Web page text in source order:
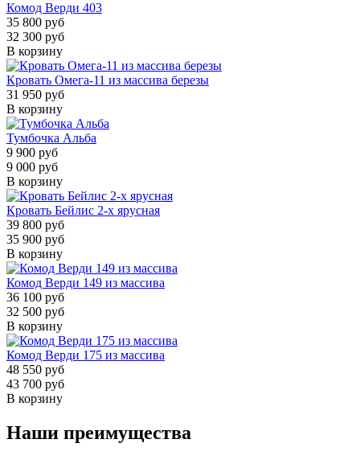
Комод Верди 403
35 800 руб
32 300 руб
В корзину
Кровать Омега-11 из массива березы
31 950 руб
В корзину
Тумбочка Альба
9 900 руб
9 000 руб
В корзину
Кровать Бейлис 2-х ярусная
39 800 руб
35 900 руб
В корзину
Комод Верди 149 из массива
36 100 руб
32 500 руб
В корзину
Комод Верди 175 из массива
48 550 руб
43 700 руб
В корзину
Наши преимущества